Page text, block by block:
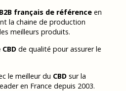
français de référenceen
la chaine de production
meilleurs produits.
de qualité pour assurer le
le meilleur du CBDsur la
en France depuis 2003.